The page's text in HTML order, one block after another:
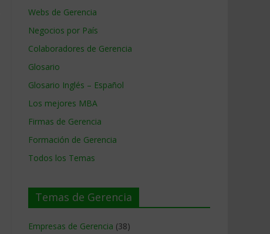
Webs de Gerencia
Negocios por País
Colaboradores de Gerencia
Glosario
Glosario Inglés – Español
Los mejores MBA
Firmas de Gerencia
Formación de Gerencia
Todos los Temas
Temas de Gerencia
Empresas de Gerencia (38)